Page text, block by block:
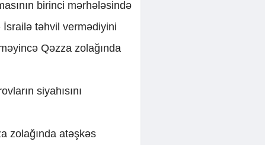
birinci mərhələsində
İsrailə təhvil vermədiyini
Qəzza zolağında
siyahısını
zolağında atəşkəs